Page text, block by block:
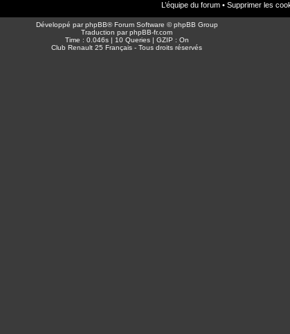
L’équipe du forum • Supprimer les
Développé parphpBB® Forum Software © phpBB Group
Traduction parphpBB-fr.com
Time : 0.046s | 10 Queries | GZIP : On
Club Renault 25 Français - Tous droits réservés